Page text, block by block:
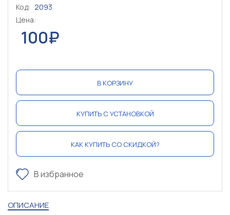
Код: 2093
Цена:
100₽
В КОРЗИНУ
КУПИТЬ С УСТАНОВКОЙ
КАК КУПИТЬ СО СКИДКОЙ?
В избранное
ОПИСАНИЕ